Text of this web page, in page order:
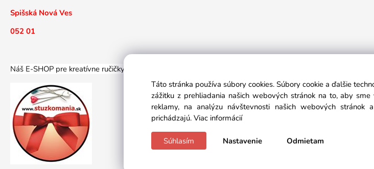
Spišská Nová Ves
052 01
Náš E-SHOP pre kreatívne ručičky... Náš E-SHOP športových potrieb a oblečenia...
Táto stránka používa súbory cookies. Súbory cookie a ďalšie
zážitku z prehliadania našich webových stránok na to, aby
reklamy, na analýzu návštevnosti našich webových stránok
prichádzajú. Viac informácií
Súhlasím Nastavenie Odmietam